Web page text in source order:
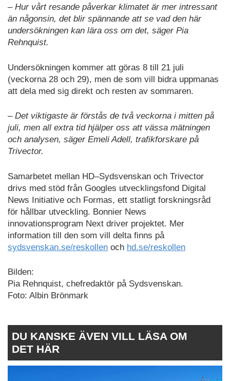
– Hur vårt resande påverkar klimatet är mer intressant
än någonsin, det blir spännande att se vad den här
undersökningen kan lära oss om det, säger Pia
Rehnquist.
Undersökningen kommer att göras 8 till 21 juli
(veckorna 28 och 29), men de som vill bidra uppmanas
att dela med sig direkt och resten av sommaren.
– Det viktigaste är förstås de två veckorna i mitten på
juli, men all extra tid hjälper oss att vässa mätningen
och analysen, säger Emeli Adell, trafikforskare på
Trivector.
Samarbetet mellan HD–Sydsvenskan och Trivector
drivs med stöd från Googles utvecklingsfond Digital
News Initiative och Formas, ett statligt forskningsråd
för hållbar utveckling. Bonnier News
innovationsprogram Next driver projektet. Mer
information till den som vill delta finns på
sydsvenskan.se/reskollen och hd.se/reskollen
Bilden:
Pia Rehnquist, chefredaktör på Sydsvenskan.
Foto: Albin Brönmark
DU KANSKE ÄVEN VILL LÄSA OM
DET HÄR